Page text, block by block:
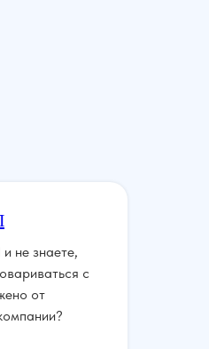
не знаете,
с
от